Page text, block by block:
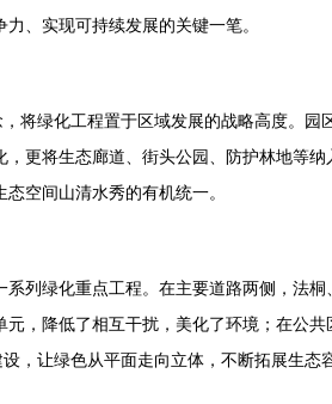
、实现可持续发展的关键一笔。
将绿化工程置于区域发展的战略高度。
更将生态廊道、街头公园、防护林地等
空间山清水秀的有机统一。
列绿化重点工程。在主要道路两侧，法
，降低了相互干扰，美化了环境；在公
，让绿色从平面走向立体，不断拓展生